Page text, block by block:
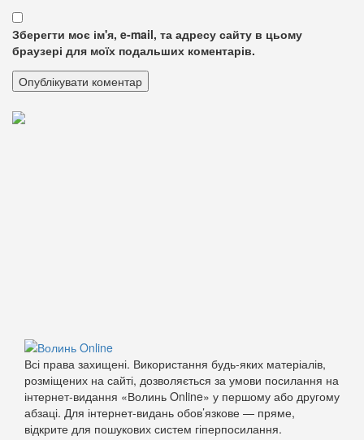
Зберегти моє ім'я, e-mail, та адресу сайту в цьому
браузері для моїх подальших коментарів.
Всі права захищені. Використання будь-яких матеріалів,
розміщених на сайті, дозволяється за умови посилання на
інтернет-видання «Волинь Online» у першому або другому
абзаці. Для інтернет-видань обов’язкове — пряме,
відкрите для пошукових систем гіперпосилання.